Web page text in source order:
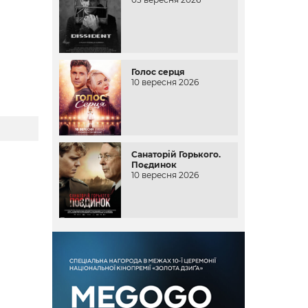
Голос серця
10 вересня 2026
Санаторій Горького.
Поєдинок
10 вересня 2026